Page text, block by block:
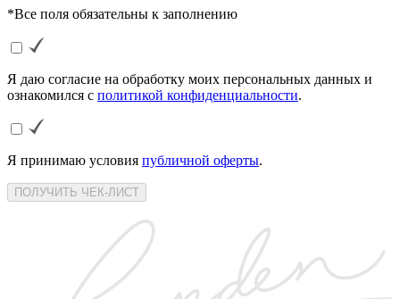
*Все поля обязательны к заполнению
Я даю согласие на обработку моих персональных данных и
ознакомился с политикой конфиденциальности.
Я принимаю условия публичной оферты.
ПОЛУЧИТЬ ЧЕК-ЛИСТ